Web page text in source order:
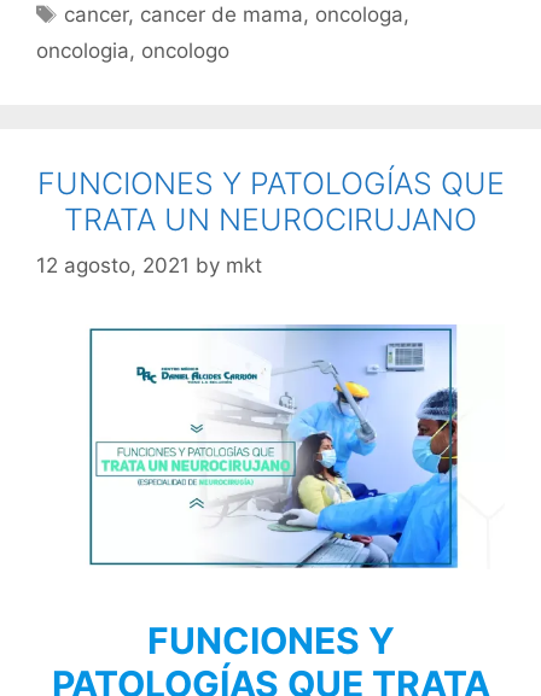
cancer, cancer de mama, oncologa,
oncologia, oncologo
FUNCIONES Y PATOLOGÍAS QUE
TRATA UN NEUROCIRUJANO
12 agosto, 2021 by mkt
FUNCIONES Y
PATOLOGÍAS QUE TRATA